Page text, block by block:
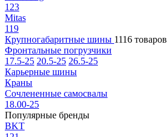
123
Mitas
119
Крупногабаритные шины 1116 товаров
Фронтальные погрузчики
17.5-25 20.5-25 26.5-25
Карьерные шины
Краны
Сочлененные самосвалы
18.00-25
Популярные бренды
BKT